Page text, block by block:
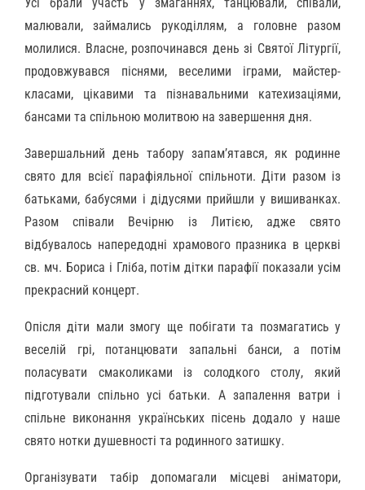
малювали, займались рукоділлям, а головне разом
молилися. Власне, розпочинався день зі Святої Літургії,
продовжувався піснями, веселими іграми, майстер-
класами, цікавими та пізнавальними катехизаціями,
бансами та спільною молитвою на завершення дня.
Завершальний день табору запам’ятався, як родинне
свято для всієї парафіяльної спільноти. Діти разом із
батьками, бабусями і дідусями прийшли у вишиванках.
Разом співали Вечірню із Литією, адже свято
відбувалось напередодні храмового празника в церкві
св. мч. Бориса і Гліба, потім дітки парафії показали усім
прекрасний концерт.
Опісля діти мали змогу ще побігати та позмагатись у
веселій грі, потанцювати запальні банси, а потім
поласувати смаколиками із солодкого столу, який
підготували спільно усі батьки. А запалення ватри і
спільне виконання українських пісень додало у наше
свято нотки душевності та родинного затишку.
Організувати табір допомагали місцеві аніматори,